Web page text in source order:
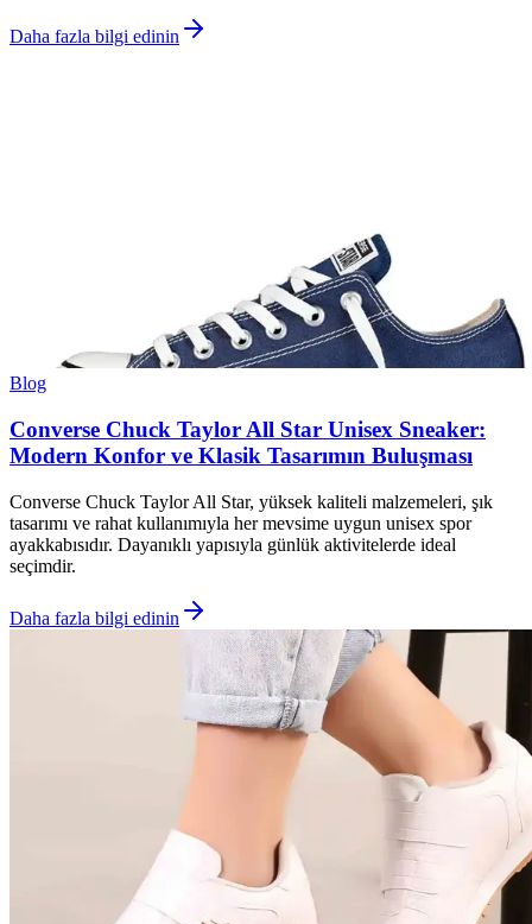
Daha fazla bilgi edinin
Blog
Converse Chuck Taylor All Star Unisex Sneaker:
Modern Konfor ve Klasik Tasarımın Buluşması
Converse Chuck Taylor All Star, yüksek kaliteli malzemeleri, şık
tasarımı ve rahat kullanımıyla her mevsime uygun unisex spor
ayakkabısıdır. Dayanıklı yapısıyla günlük aktivitelerde ideal
seçimdir.
Daha fazla bilgi edinin